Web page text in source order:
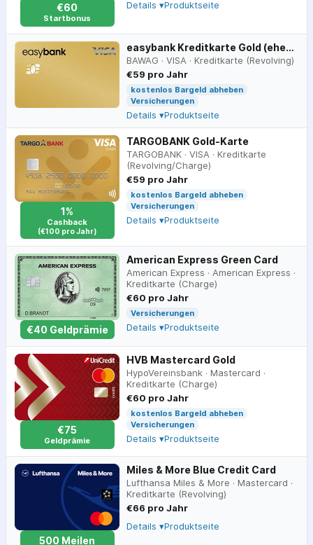
€60
Startbonus
Details ▾Produktseite
easybank Kreditkarte Gold (ehemals Barclays)
BAWAG · VISA · Kreditkarte (Revolving)
€59 pro Jahr
kostenlos Bargeld abheben
Versicherungen
Details ▾Produktseite
1%
Cashback
(€100 pro Jahr)
TARGOBANK Gold-Karte
TARGOBANK · VISA · Kreditkarte
(Revolving/Charge)
€59 pro Jahr
kostenlos Bargeld abheben
Versicherungen
Details ▾Produktseite
€40 Geldprämie
American Express Green Card
American Express · American Express ·
Kreditkarte (Charge)
€60 pro Jahr
Versicherungen
Details ▾Produktseite
€75
Geldprämie
HVB Mastercard Gold
HypoVereinsbank · Mastercard ·
Kreditkarte (Charge)
€60 pro Jahr
kostenlos Bargeld abheben
Versicherungen
Details ▾Produktseite
500 Meilen
Miles & More Blue Credit Card
Lufthansa Miles & More · Mastercard ·
Kreditkarte (Revolving)
€66 pro Jahr
Details ▾Produktseite